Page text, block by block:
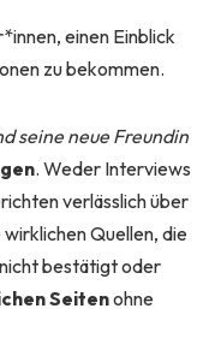
einen Einblick
zu bekommen.
seine neue Freundin
. Weder Interviews
verlässlich über
Quellen, die
bestätigt oder
Seitenohne